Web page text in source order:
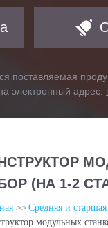
поставляемая
электронный адрес:
(НА 1-2
Средняя и
модульных